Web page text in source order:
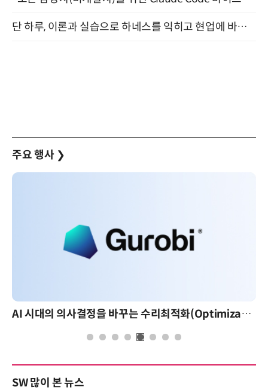
단 하루, 이론과 실습으로 하네스를 익히고 현업에 바로 쓰는 핸즈온 워크숍 (8/20)
주요 행사 ❯
AI 시대의 의사결정을 바꾸는 수리최적화(Optimization): 실제 산업 적용 사례와 활용 전략
SW 많이 본 뉴스